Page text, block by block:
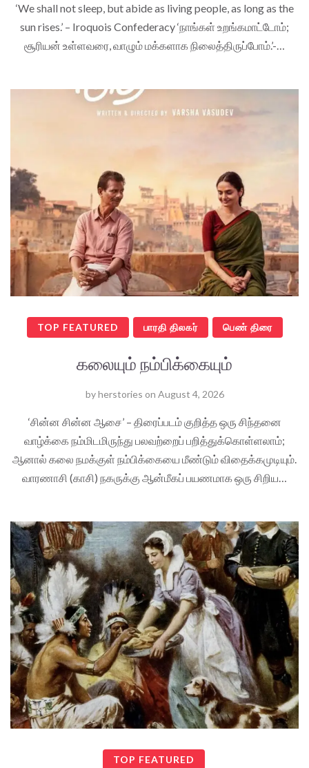
‘We shall not sleep, but abide as living people, as long as the
sun rises.’ – Iroquois Confederacy ‘நாங்கள் உறங்கமாட்டோம்;
சூரியன் உள்ளவரை, வாழும் மக்களாக நிலைத்திருப்போம்.’-…
TOP FEATURED பாரதி திலகர் பெண் திரை
கலையும் நம்பிக்கையும்
byherstories on August 4, 2026
‘சின்ன சின்ன ஆசை’ – திரைப்படம் குறித்த ஒரு சிந்தனை
வாழ்க்கை நம்மிடமிருந்து பலவற்றைப் பறித்துக்கொள்ளலாம்;
ஆனால் கலை நமக்குள் நம்பிக்கையை மீண்டும் விதைக்கமுடியும்.
வாரணாசி (காசி) நகருக்கு ஆன்மீகப் பயணமாக ஒரு சிறிய…
TOP FEATURED